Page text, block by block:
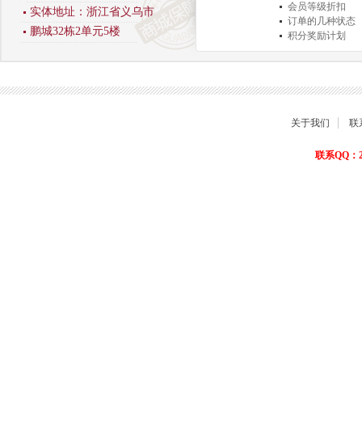
实体地址：浙江省义乌市
鹏城32栋2单元5楼
会员等级折扣
订单的几种状态
积分奖励计划
商品退货保障
关于我们 联
联系QQ：